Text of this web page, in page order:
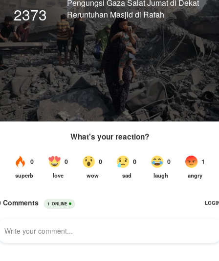
2373
Pengungsi Gaza Salat Jumat di Dekat
Reruntuhan Masjid di Rafah